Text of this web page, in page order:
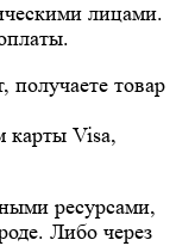
лицами.
товар
карты Visa,
ресурсами,
Либо через